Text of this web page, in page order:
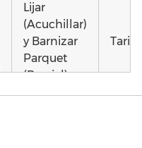
Lijar
(Acuchillar)
y Barnizar
Parquet
(Parcial)